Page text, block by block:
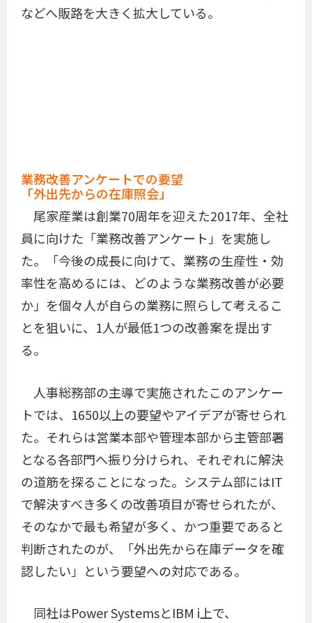
などへ販路を大きく拡大している。
業務改善アンケートでの要望
「外出先からの在庫照会」
尾家産業は創業70周年を迎えた2017年、全社
員に向けた「業務改善アンケート」を実施し
た。「今後の成長に向けて、業務の生産性・効
率性を高めるには、どのような業務改善が必要
か」を個々人が自らの業務に照らして考えるこ
とを狙いに、1人が最低1つの改善案を提出す
る。
人事総務部の主導で実施されたこのアンケー
トでは、1650以上の要望やアイデアが寄せられ
た。それらは営業本部や管理本部から主管部署
となる各部門へ振り分けられ、それぞれに解決
の道筋を探ることになった。システム部にはIT
で解決すべき多くの改善項目が寄せられたが、
そのなかで最も希望が多く、かつ重要であると
判断されたのが、「外出先から在庫データを確
認したい」という要望への対応である。
同社はPower SystemsとIBM i上で、